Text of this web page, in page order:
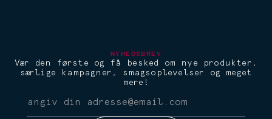
NYHEDSBREV
Vær den første og få besked om nye produkter,
særlige kampagner, smagsoplevelser og meget
mere!